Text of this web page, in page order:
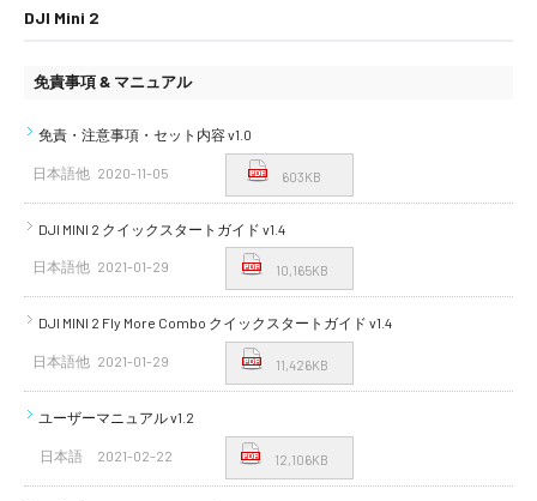
DJI Mini 2
免責事項 & マニュアル
免責・注意事項・セット内容 v1.0
日本語他 2020-11-05 603KB
DJI MINI 2 クイックスタートガイド v1.4
日本語他 2021-01-29 10,165KB
DJI MINI 2 Fly More Combo クイックスタートガイド v1.4
日本語他 2021-01-29 11,426KB
ユーザーマニュアル v1.2
日本語 2021-02-22 12,106KB